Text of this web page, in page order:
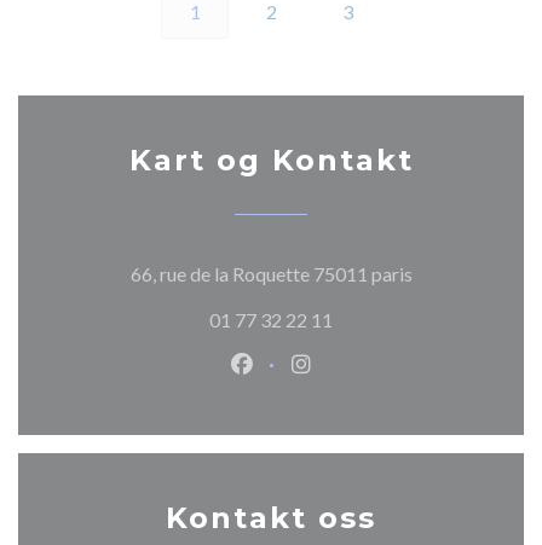
1 2 3
Kart og Kontakt
66, rue de la Roquette 75011 paris((åpner i et nytt
01 77 32 22 11
Facebook ((åpner i et nytt
Instagram ((åpner i et
Kontakt oss